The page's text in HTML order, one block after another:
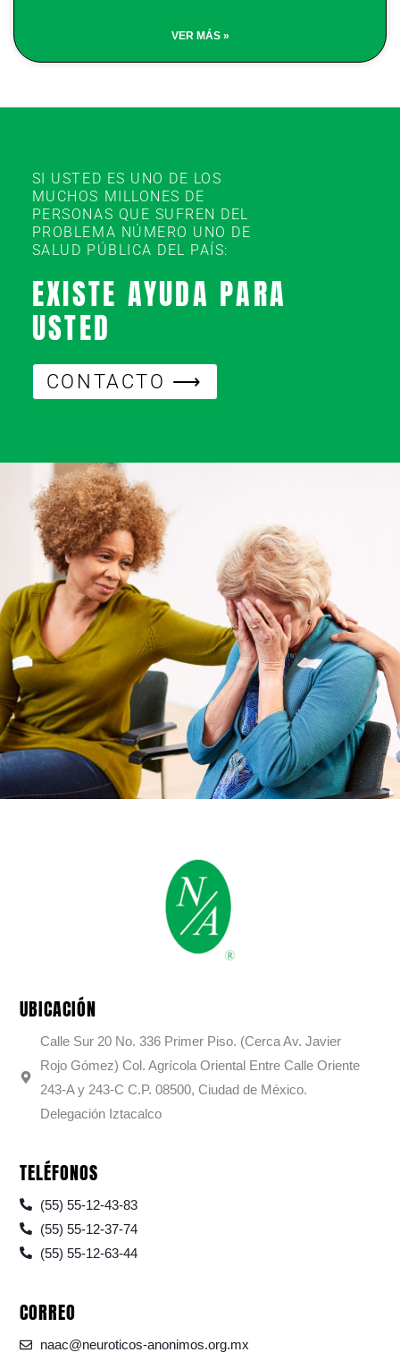
VER MÁS »
SI USTED ES UNO DE LOS
MUCHOS MILLONES DE
PERSONAS QUE SUFREN DEL
PROBLEMA NÚMERO UNO DE
SALUD PÚBLICA DEL PAÍS:
EXISTE AYUDA PARA
USTED
CONTACTO ⟶
UBICACIÓN
Calle Sur 20 No. 336 Primer Piso. (Cerca Av. Javier
Rojo Gómez) Col. Agrícola Oriental Entre Calle Oriente
243-A y 243-C C.P. 08500, Ciudad de México.
Delegación Iztacalco
TELÉFONOS
(55) 55-12-43-83
(55) 55-12-37-74
(55) 55-12-63-44
CORREO
naac@neuroticos-anonimos.org.mx